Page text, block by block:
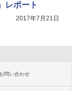
レポート
2017年7月21日
お問い合わせ